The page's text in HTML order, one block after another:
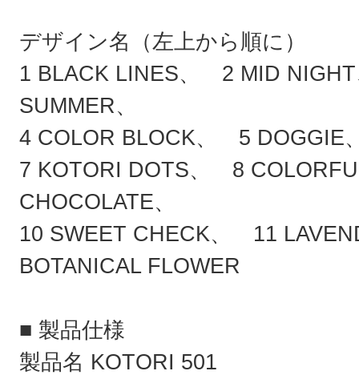
デザイン名（左上から順に）
1 BLACK LINES、 2 MID
SUMMER、
4 COLOR BLOCK、 5 DOGGIE
7 KOTORI DOTS、 8
CHOCOLATE、
10 SWEET CHECK、 11
BOTANICAL FLOWER
■ 製品仕様
製品名 KOTORI 501